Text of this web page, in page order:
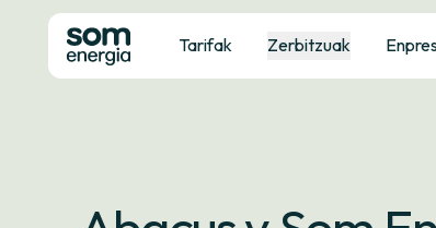
Tarifak Zerbitzuak